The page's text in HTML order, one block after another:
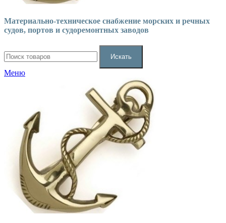
Материально-техническое снабжение морских и речных
судов, портов и судоремонтных заводов
Искать
Меню